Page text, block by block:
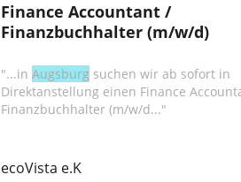
Finance Accountant /
Finanzbuchhalter (m/w/d)
"...in Augsburg suchen wir ab sofort in
Direktanstellung einen Finance
Finanzbuchhalter (m/w/d..."
ecoVista e.K